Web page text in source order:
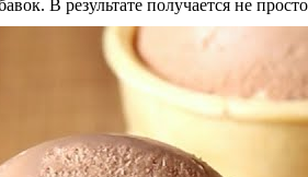
В результате получается не